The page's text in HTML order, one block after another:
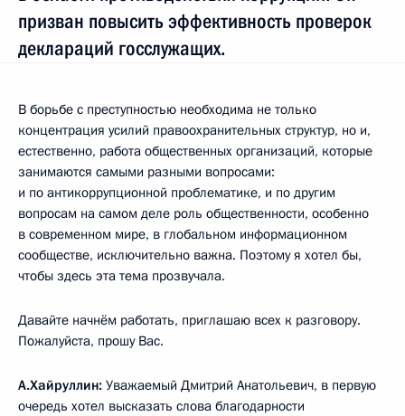
призван повысить эффективность проверок
деклараций госслужащих.
В борьбе с преступностью необходима не только
концентрация усилий правоохранительных структур, но и,
естественно, работа общественных организаций, которые
занимаются самыми разными вопросами:
и по антикоррупционной проблематике, и по другим
вопросам на самом деле роль общественности, особенно
в современном мире, в глобальном информационном
сообществе, исключительно важна. Поэтому я хотел бы,
чтобы здесь эта тема прозвучала.
Давайте начнём работать, приглашаю всех к разговору.
Пожалуйста, прошу Вас.
А.Хайруллин: Уважаемый Дмитрий Анатольевич, в первую
очередь хотел высказать слова благодарности